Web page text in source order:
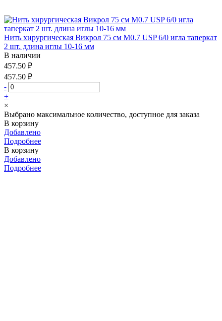
Нить хирургическая Викрол 75 см М0.7 USP 6/0 игла таперкат
2 шт. длина иглы 10-16 мм
В наличии
457.50 ₽
457.50 ₽
-
+
×
Выбрано максимальное количество, доступное для заказа
В корзину
Добавлено
Подробнее
В корзину
Добавлено
Подробнее